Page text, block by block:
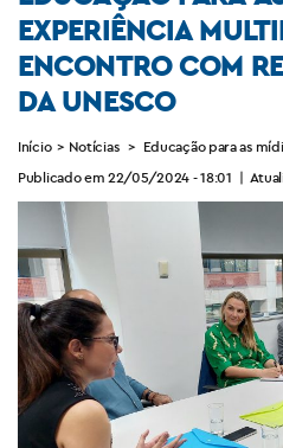
EXPERIÊNCIA
ENCONTRO COM
DA UNESCO
Início > Notícias > Educação para as
Publicado em 22/05/2024 - 18:01 |